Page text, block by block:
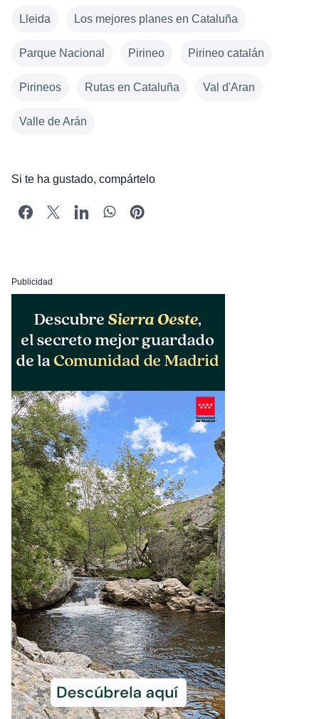
Lleida Los mejores planes en Cataluña
Parque Nacional Pirineo Pirineo catalán
Pirineos Rutas en Cataluña Val d'Aran
Valle de Arán
Si te ha gustado, compártelo
Publicidad